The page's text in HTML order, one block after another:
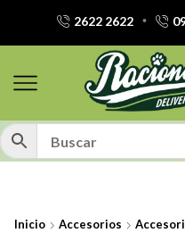
2622 2622
Inicio Accesorios